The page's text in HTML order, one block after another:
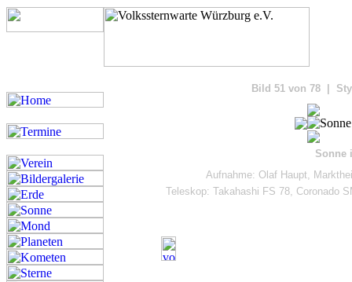
Bild 51 von 78 |
Sonne
Aufnahme: Olaf Haupt,
Teleskop: Takahashi FS 78, Coronado